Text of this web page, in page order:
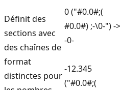
Définit des
sections avec
des chaînes de
format
distinctes pour
0 ("#0.0#;(
#0.0#) ;-\0-") ->
-0-
-12.345
("#0.0#;(